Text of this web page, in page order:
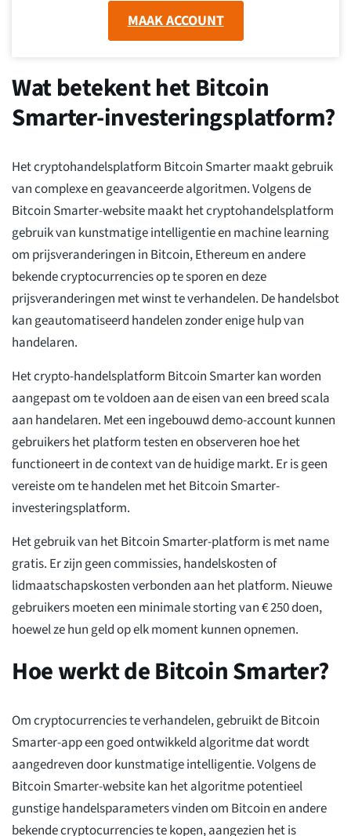
MAAK ACCOUNT
Wat betekent het Bitcoin
Smarter-investeringsplatform?
Het cryptohandelsplatform Bitcoin Smarter maakt gebruik
van complexe en geavanceerde algoritmen. Volgens de
Bitcoin Smarter-website maakt het cryptohandelsplatform
gebruik van kunstmatige intelligentie en machine learning
om prijsveranderingen in Bitcoin, Ethereum en andere
bekende cryptocurrencies op te sporen en deze
prijsveranderingen met winst te verhandelen. De handelsbot
kan geautomatiseerd handelen zonder enige hulp van
handelaren.
Het crypto-handelsplatform Bitcoin Smarter kan worden
aangepast om te voldoen aan de eisen van een breed scala
aan handelaren. Met een ingebouwd demo-account kunnen
gebruikers het platform testen en observeren hoe het
functioneert in de context van de huidige markt. Er is geen
vereiste om te handelen met het Bitcoin Smarter-
investeringsplatform.
Het gebruik van het Bitcoin Smarter-platform is met name
gratis. Er zijn geen commissies, handelskosten of
lidmaatschapskosten verbonden aan het platform. Nieuwe
gebruikers moeten een minimale storting van € 250 doen,
hoewel ze hun geld op elk moment kunnen opnemen.
Hoe werkt de Bitcoin Smarter?
Om cryptocurrencies te verhandelen, gebruikt de Bitcoin
Smarter-app een goed ontwikkeld algoritme dat wordt
aangedreven door kunstmatige intelligentie. Volgens de
Bitcoin Smarter-website kan het algoritme potentieel
gunstige handelsparameters vinden om Bitcoin en andere
bekende cryptocurrencies te kopen, aangezien het is